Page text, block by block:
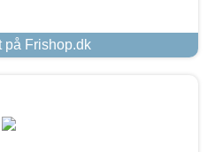
på Frishop.dk